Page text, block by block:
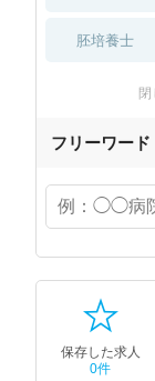
胚培養士
フリーワード
保存した求人
0件